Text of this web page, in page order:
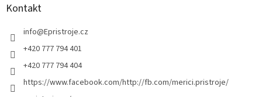
Kontakt
info@Epristroje.cz
+420 777 794 401
+420 777 794 404
https://www.facebook.com/http://fb.com/merici.pristroje/